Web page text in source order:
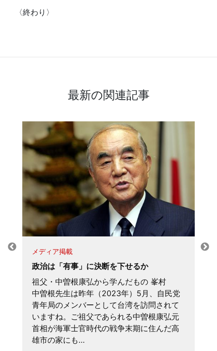
〈終わり〉
最新の関連記事
メディア掲載
政治は「有事」に決断を下せるか
祖父・中曽根康弘から学んだもの 峯村
中曽根先生は昨年（2023年）5月、自民党
青年局のメンバーとして台湾を訪問されて
いますね。ご祖父であられる中曽根康弘元
首相が海軍士官時代の戦争末期に住んだ高
雄市の家にも…